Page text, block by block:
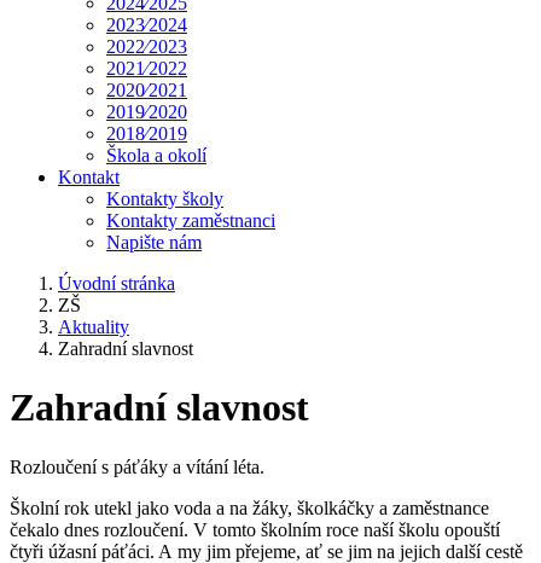
2023⁄2024
2022⁄2023
2021⁄2022
2020⁄2021
2019⁄2020
2018⁄2019
Škola a okolí
Kontakt
Kontakty školy
Kontakty zaměstnanci
Napište nám
Úvodní stránka
ZŠ
Aktuality
Zahradní slavnost
Zahradní slavnost
Rozloučení s páťáky a vítání léta.
Školní rok utekl jako voda a na žáky, školkáčky a zaměstnance
čekalo dnes rozloučení. V tomto školním roce naší školu opouští
čtyři úžasní páťáci. A my jim přejeme, ať se jim na jejich další cestě